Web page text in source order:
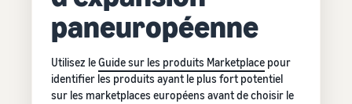
paneuropéenne
Utilisez leGuide sur les produits Marketplace pour
identifier les produits ayant le plus fort potentiel
sur les marketplaces européens avant de choisir le